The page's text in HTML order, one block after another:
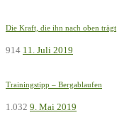
Die Kraft, die ihn nach oben trägt
914 11. Juli 2019
Trainingstipp – Bergablaufen
1.032 9. Mai 2019